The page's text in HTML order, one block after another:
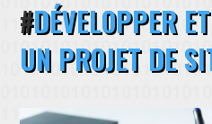
DÉVELOPPER
UN PROJET DE